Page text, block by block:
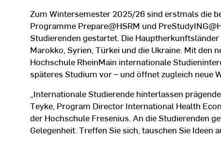
Zum Wintersemester 2025/26 sind erstmals die
Programme Prepare@HSRM und
Studierenden gestartet. Die
Marokko, Syrien, Türkei und die Ukraine. Mit den
Hochschule RheinMain internationale
späteres Studium vor – und öffnet zugleich neue
„Internationale Studierende hinterlassen
Teyke, Program Director International Health
der Hochschule Fresenius. An die Studierenden
Gelegenheit. Treffen Sie sich, tauschen Sie Ideen